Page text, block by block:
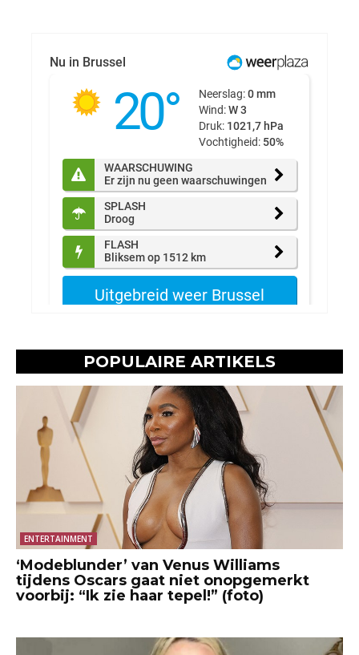
POPULAIRE ARTIKELS
ENTERTAINMENT
‘Modeblunder’ van Venus Williams
tijdens Oscars gaat niet onopgemerkt
voorbij: “Ik zie haar tepel!” (foto)